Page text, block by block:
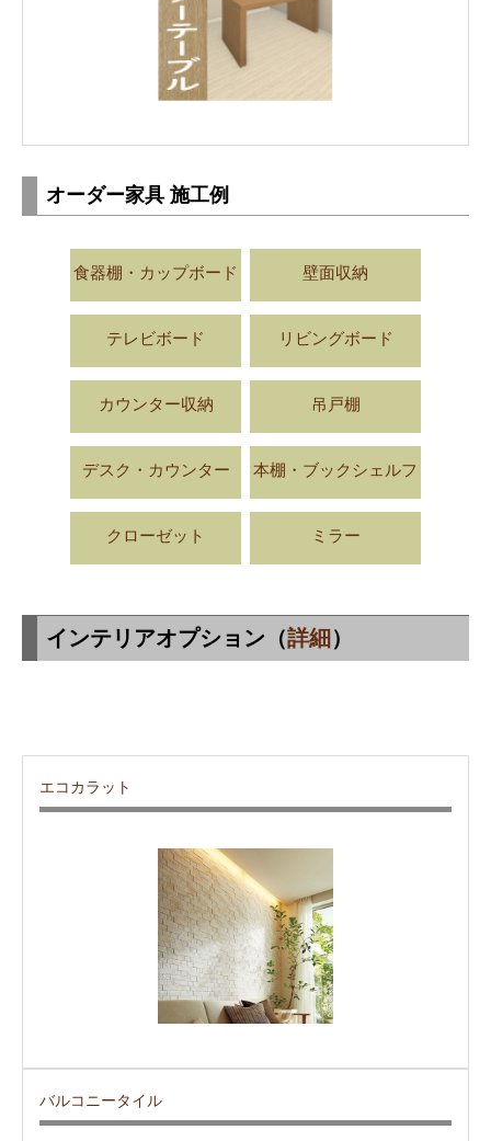
オーダー家具 施工例
食器棚・カップボード 壁面収納
テレビボード リビングボード
カウンター収納 吊戸棚
デスク・カウンター 本棚・ブックシェルフ
クローゼット ミラー
インテリアオプション（詳細 ）
エコカラット
バルコニータイル